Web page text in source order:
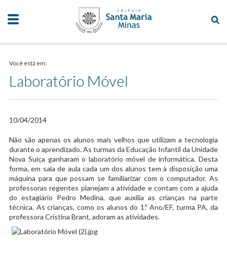
Você está em:
Laboratório Móvel
10/04/2014
Não são apenas os alunos mais velhos que utilizam a tecnologia
durante o aprendizado. As turmas da Educação Infantil da Unidade
Nova Suíça ganharam o laboratório móvel de informática. Desta
forma, em sala de aula cada um dos alunos tem à disposição uma
máquina para que possam se familiarizar com o computador. As
professoras regentes planejam a atividade e contam com a ajuda
do estagiário Pedro Medina, que auxilia as crianças na parte
técnica. As crianças, como os alunos do 1.º Ano/EF, turma PA, da
professora Cristina Brant, adoram as atividades.​